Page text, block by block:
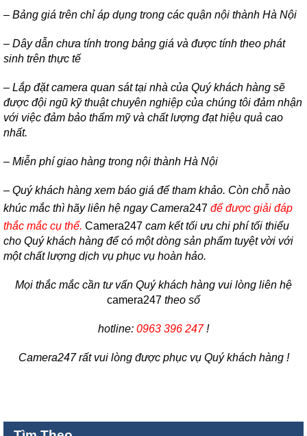
được đội ngũ kỹ thuật chuyên nghiệp của chúng tôi đảm nhận
với việc đảm bảo thẩm mỹ và chất lượng đạt hiệu quả cao
nhất.
– Miễn phí giao hàng trong nội thành Hà Nội
– Quý khách hàng xem báo giá để tham khảo. Còn chỗ nào
khúc mắc thì hãy liên hệ ngayCamera247để được giải đáp
thắc mắc cụ thể.
một chất lượng dịch vụ phục vụ hoàn hảo.
Mọi thắc mắc cần tư vấn Quý khách hàng vui lòng liên hệ
camera247theo số
hotline: 0963 396 247!
Camera247 rất vui lòng được phục vụ Quý khách hàng !